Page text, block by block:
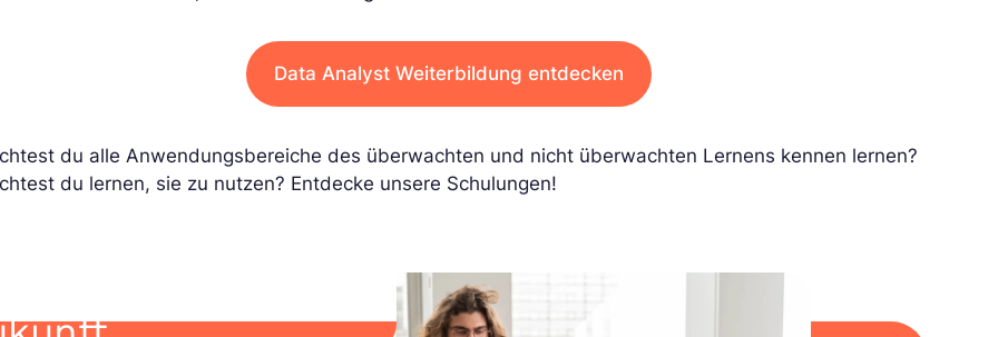
Data Analyst Weiterbildung entdecken
du alle Anwendungsbereiche des überwachten und nicht überwachten Lernens kennen lernen?
du lernen, sie zu nutzen? Entdecke unsere Schulungen!